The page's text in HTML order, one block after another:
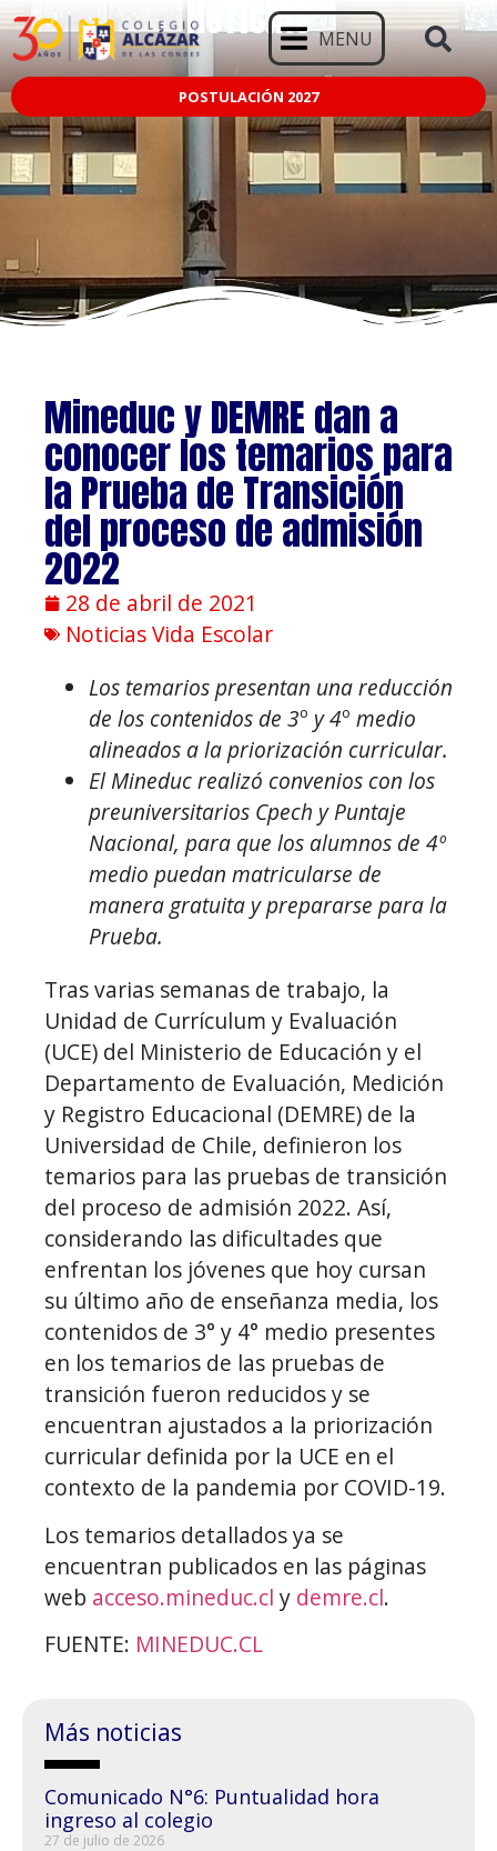
MENU
POSTULACIÓN 2027
NOTICIAS
Mineduc y DEMRE dan a
conocer los temarios para
la Prueba de Transición
del proceso de admisión
2022
28 de abril de 2021
Noticias Vida Escolar
Los temarios presentan una reducción
de los contenidos de 3º y 4º medio
alineados a la priorización curricular.
El Mineduc realizó convenios con los
preuniversitarios Cpech y Puntaje
Nacional, para que los alumnos de 4º
medio puedan matricularse de
manera gratuita y prepararse para la
Prueba.
Tras varias semanas de trabajo, la
Unidad de Currículum y Evaluación
(UCE) del Ministerio de Educación y el
Departamento de Evaluación, Medición
y Registro Educacional (DEMRE) de la
Universidad de Chile, definieron los
temarios para las pruebas de transición
del proceso de admisión 2022. Así,
considerando las dificultades que
enfrentan los jóvenes que hoy cursan
su último año de enseñanza media, los
contenidos de 3° y 4° medio presentes
en los temarios de las pruebas de
transición fueron reducidos y se
encuentran ajustados a la priorización
curricular definida por la UCE en el
contexto de la pandemia por COVID-19.
Los temarios detallados ya se
encuentran publicados en las páginas
web acceso.mineduc.cl y demre.cl.
FUENTE: MINEDUC.CL
Más noticias
Comunicado N°6: Puntualidad hora
ingreso al colegio
27 de julio de 2026